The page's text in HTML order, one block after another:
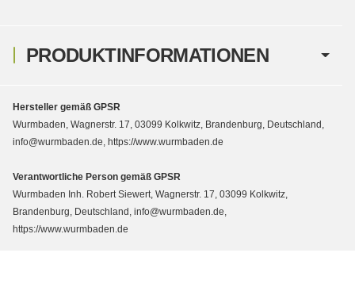
PRODUKTINFORMATIONEN
Hersteller gemäß GPSR
Wurmbaden, Wagnerstr. 17, 03099 Kolkwitz, Brandenburg, Deutschland,
info@wurmbaden.de, https://www.wurmbaden.de
Verantwortliche Person gemäß GPSR
Wurmbaden Inh. Robert Siewert, Wagnerstr. 17, 03099 Kolkwitz,
Brandenburg, Deutschland, info@wurmbaden.de,
https://www.wurmbaden.de